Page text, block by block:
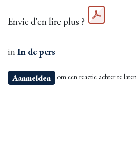
Envie d'en lire plus ?
in In de pers
Aanmelden om een reactie achter te laten